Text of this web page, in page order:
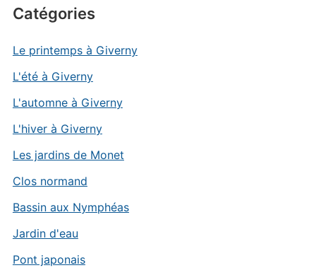
Catégories
Le printemps à Giverny
L'été à Giverny
L'automne à Giverny
L'hiver à Giverny
Les jardins de Monet
Clos normand
Bassin aux Nymphéas
Jardin d'eau
Pont japonais